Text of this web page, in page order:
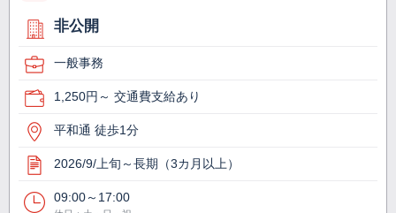
非公開
一般事務
1,250円～ 交通費支給あり
平和通 徒歩1分
2026/9/上旬～長期（3カ月以上）
09:00～17:00